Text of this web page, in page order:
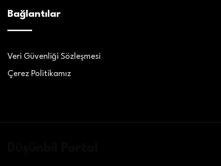
Bağlantılar
Veri Güvenliği Sözleşmesi
Çerez Politikamız